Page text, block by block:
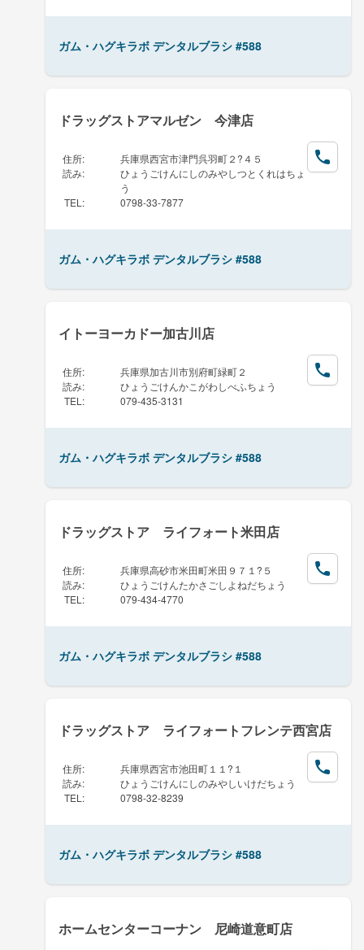
ガム・ハグキラボ デンタルブラシ #588
ドラッグストアマルゼン 今津店
住所:
兵庫県西宮市津門呉羽町２?４５
読み:
ひょうごけんにしのみやしつとくれはちょ
う
TEL : 0798-33-7877
ガム・ハグキラボ デンタルブラシ #588
イトーヨーカドー加古川店
住所:
兵庫県加古川市別府町緑町２
読み:
ひょうごけんかこがわしべふちょう
TEL : 079-435-3131
ガム・ハグキラボ デンタルブラシ #588
ドラッグストア ライフォート米田店
住所:
兵庫県高砂市米田町米田９７１?５
読み:
ひょうごけんたかさごしよねだちょう
TEL : 079-434-4770
ガム・ハグキラボ デンタルブラシ #588
ドラッグストア ライフォートフレンテ西宮店
住所:
兵庫県西宮市池田町１１?１
読み:
ひょうごけんにしのみやしいけだちょう
TEL : 0798-32-8239
ガム・ハグキラボ デンタルブラシ #588
ホームセンターコーナン 尼崎道意町店